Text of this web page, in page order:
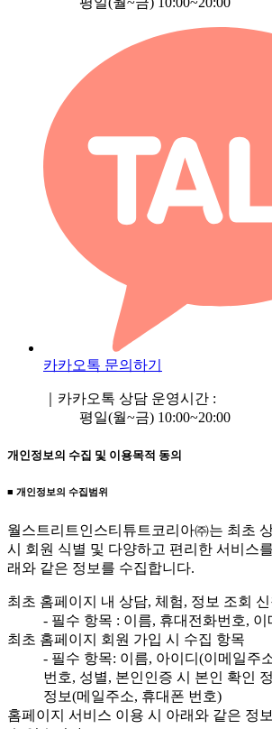
카카오톡 문의하기
｜카카오톡 상담 운영시간 :
평일(월~금) 10:00~20:00
개인정보의 수집 및 이용목적 동의
■ 개인정보의 수집범위
월스트리트인스티튜트코리아㈜는 최초
시 회원 식별 및 다양하고 편리한 서비스
래와 같은 정보를 수집합니다.
최초 홈페이지 내 상담, 체험, 정보 조회
- 필수 항목 : 이름, 휴대전화번호, 이
최초 홈페이지 회원 가입 시 수집 항목
- 필수 항목: 이름, 아이디(이메일주
번호, 성별, 본인인증 시 본인 확인
정보(메일주소, 휴대폰 번호)
홈페이지 서비스 이용 시 아래와 같은 정